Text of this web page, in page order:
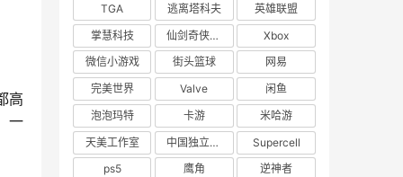
高
一
TGA
逃离塔科夫
英雄联盟
掌慧科技
仙剑奇侠传四
Xbox
微信小游戏
街头篮球
网易
完美世界
Valve
闲鱼
泡泡玛特
卡游
米哈游
天美工作室
中国独立游戏联盟
Supercell
ps5
鹰角
逆神者